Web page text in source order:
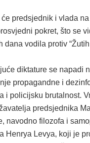
predsjednik i vlada
pokret, što se
dana vodila protiv
diktature se napadi
propagandne i
i policijsku brutalnost.
predsjednika
navodno filozofa i
Henrya Levya, koji je